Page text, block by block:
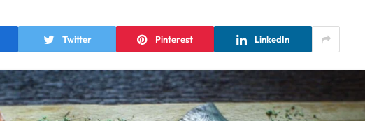
Twitter Pinterest LinkedIn